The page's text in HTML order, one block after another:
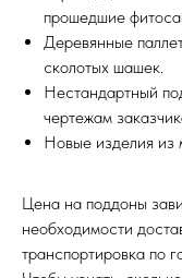
прошедшие
Деревянные
сколотых шашек.
Нестандартный
чертежам
Новые изделия из
Цена на поддоны
необходимости
транспортировка по